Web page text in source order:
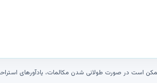
در صورت طولانی شدن مکالمات، یادآورهای